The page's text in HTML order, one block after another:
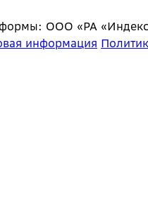
ООО «РА
информация